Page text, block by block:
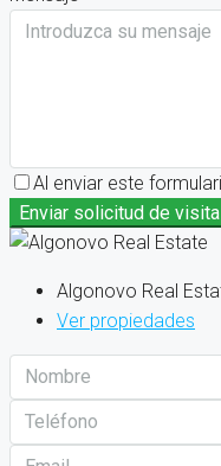
Al enviar este
Enviar solicitud de visita
Algonovo Real
Ver propiedades